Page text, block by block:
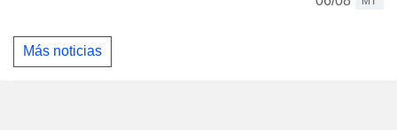
Más noticias